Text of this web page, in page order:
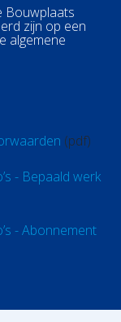
Bouwplaats
zijn op een
algemene
(pdf)
- Bepaald werk
- Abonnement